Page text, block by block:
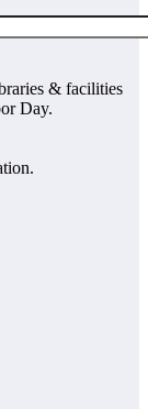
& facilities
Day.